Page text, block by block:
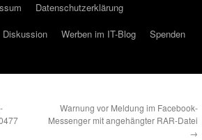
Datenschutzerklärung
Diskussion Werben im IT-Blog
Spenden
Warnung vor Meldung im Facebook-
Messenger mit angehängter RAR-Datei
→